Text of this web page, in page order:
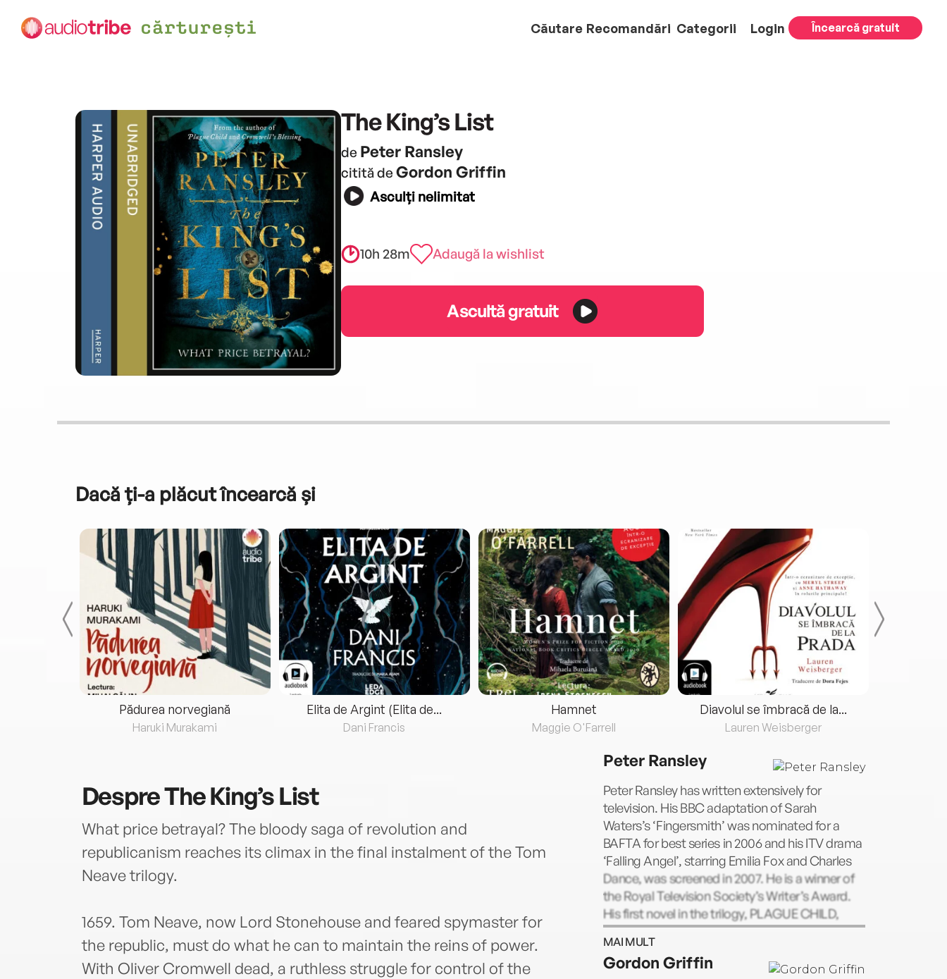
Căutare Recomandări Categorii Login Încearcă gratuit
The King’s List
de Peter Ransley
citită de Gordon Griffin
Asculți nelimitat
10h 28m Adaugă la wishlist
Ascultă gratuit
Dacă ți-a plăcut încearcă și
Pădurea norvegiană
Haruki Murakami
Elita de Argint (Elita de...
Dani Francis
Hamnet
Maggie O'Farrell
Diavolul se îmbracă de la...
Lauren Weisberger
DespreThe King’s List
What price betrayal? The bloody saga of revolution and
republicanism reaches its climax in the final instalment of the Tom
Neave trilogy.
1659. Tom Neave, now Lord Stonehouse and feared spymaster for
the republic, must do what he can to maintain the reins of power.
With Oliver Cromwell dead, a ruthless struggle for control of the
Peter Ransley
Peter Ransley has written extensively for
television. His BBC adaptation of Sarah
Waters’s ‘Fingersmith’ was nominated for a
BAFTA for best series in 2006 and his ITV drama
‘Falling Angel’, starring Emilia Fox and Charles
Dance, was screened in 2007. He is a winner of
the Royal Television Society’s Writer’s Award.
His first novel in the trilogy, PLAGUE CHILD,
published in 2011.
MAI MULT
Gordon Griffin